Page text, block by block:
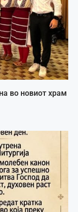
во новиот храм